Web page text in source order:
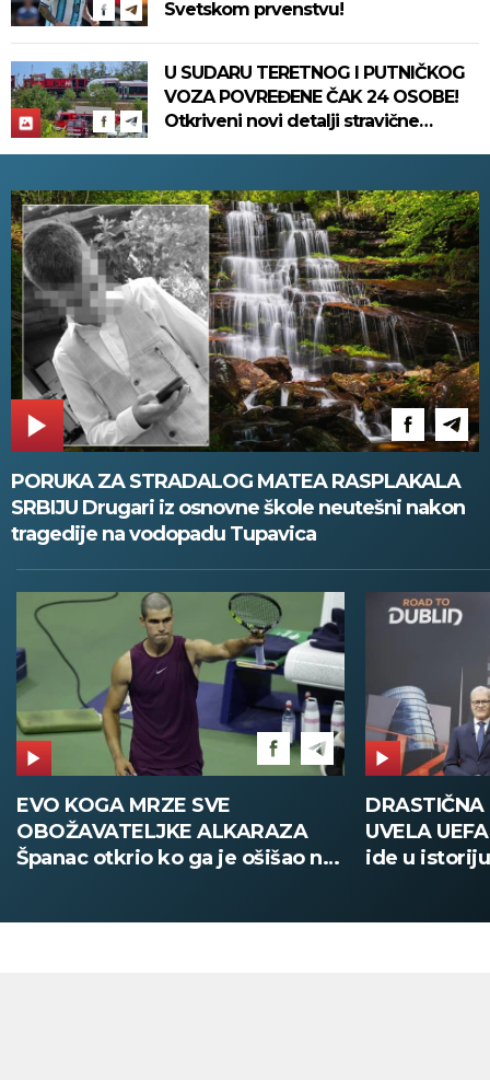
Svetskom prvenstvu!
U SUDARU TERETNOG I PUTNIČKOG
VOZA POVREĐENE ČAK 24 OSOBE!
Otkriveni novi detalji stravične
PORUKA ZA STRADALOG MATEA RASPLAKALA
SRBIJU Drugari iz osnovne škole neutešni nakon
tragedije na vodopadu Tupavica
DRASTIČNA PROMENA KOJU JE
UVELA UEFA Stari način žreba
ide u istoriju, od sada sve
POŽAR U
Deca i